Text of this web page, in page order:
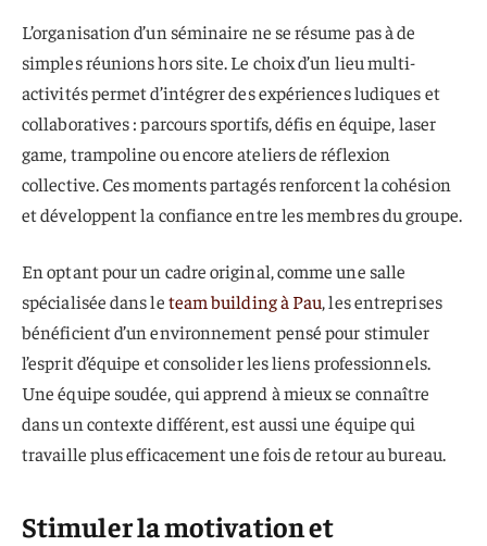
L’organisation d’un séminaire ne se résume pas à de
simples réunions hors site. Le choix d’un lieu multi-
activités permet d’intégrer des expériences ludiques et
collaboratives : parcours sportifs, défis en équipe, laser
game, trampoline ou encore ateliers de réflexion
collective. Ces moments partagés renforcent la cohésion
et développent la confiance entre les membres du groupe.
En optant pour un cadre original, comme une salle
spécialisée dans leteam building à Pau, les entreprises
bénéficient d’un environnement pensé pour stimuler
l’esprit d’équipe et consolider les liens professionnels.
Une équipe soudée, qui apprend à mieux se connaître
dans un contexte différent, est aussi une équipe qui
travaille plus efficacement une fois de retour au bureau.
Stimuler la motivation et